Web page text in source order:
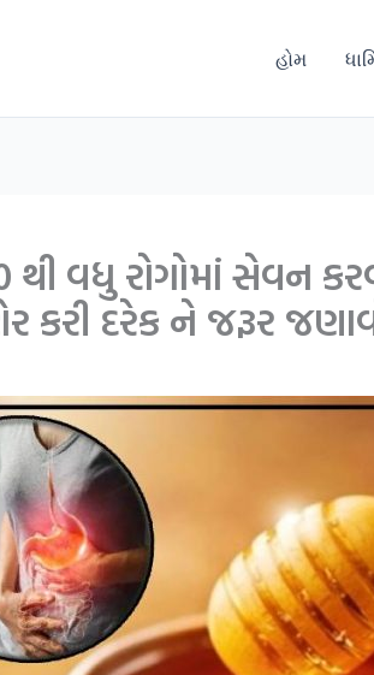
હોમ
વધુ રોગોમાં સેવન
કરી દરેક ને જરૂર